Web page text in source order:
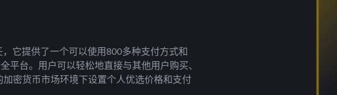
它提供了一个可以使用800多种支付方式和
平台。用户可以轻松地直接与其他用户购买、
密货币市场环境下设置个人优选价格和支付